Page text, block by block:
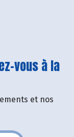
vous à la
et nos